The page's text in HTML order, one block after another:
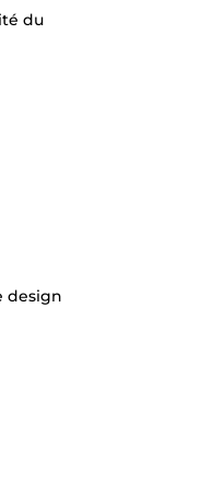
du
design